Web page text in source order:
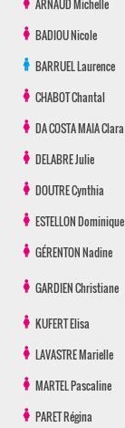
ARNAUDMichelle
BADIOUNicole
BARRUELLaurence
CHABOTChantal
DA COSTA MAIAClara
DELABREJulie
DOUTRECynthia
ESTELLONDominique
GÉRENTONNadine
GARDIENChristiane
KUFERTElisa
LAVASTREMarielle
MARTELPascaline
PARETRégina